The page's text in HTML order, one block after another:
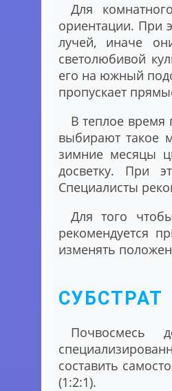
Для
ориентации. При
лучей, иначе
светолюбивой
его на южный
пропускает
В теплое время
выбирают такое
зимние месяцы
досветку. При
Специалисты
Для того
рекомендуется
изменять
СУБСТРАТ
Почвосмесь
составить
(1:2:1).